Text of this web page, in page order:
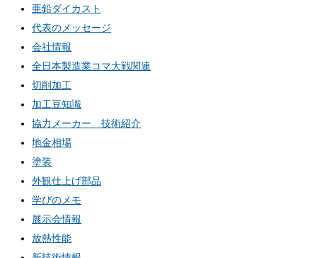
亜鉛ダイカスト
代表のメッセージ
会社情報
全日本製造業コマ大戦関連
切削加工
加工豆知識
協力メーカー 技術紹介
地金相場
塗装
外観仕上げ部品
学びのメモ
展示会情報
放熱性能